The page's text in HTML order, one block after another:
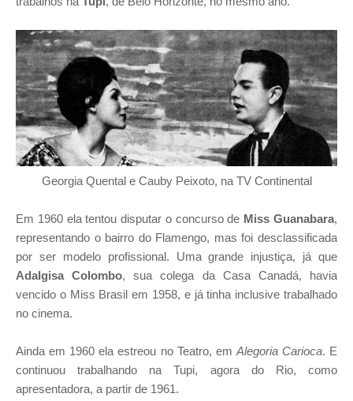
Georgia Quental e Cauby Peixoto, na TV Continental
Em 1960 ela tentou disputar o concurso de Miss Guanabara,
representando o bairro do Flamengo, mas foi desclassificada
por ser modelo profissional. Uma grande injustiça, já que
Adalgisa Colombo, sua colega da Casa Canadá, havia
vencido o Miss Brasil em 1958, e já tinha inclusive trabalhado
no cinema.
Ainda em 1960 ela estreou no Teatro, em Alegoria Carioca. E
continuou trabalhando na Tupi, agora do Rio, como
apresentadora, a partir de 1961.